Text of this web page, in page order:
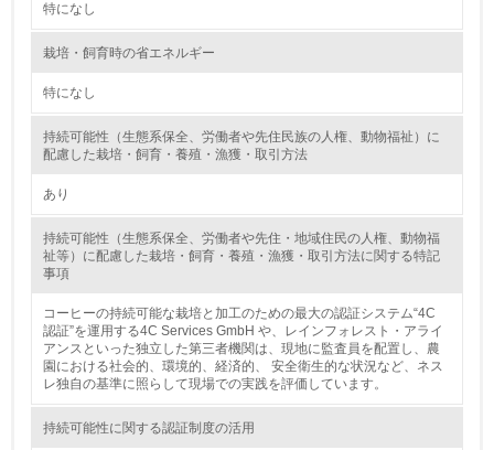
9.
油、ガス）の使用量削減の取り組みを行っている
10.
<L2> 資源とエネルギーの使用量の把握をし、具体的な削
環境配慮型製品・サービスの製造・販売
特になし
栽培・飼育時の省エネルギー
特になし
持続可能性（生態系保全、労働者や先住民族の人権、動物福祉）に
配慮した栽培・飼育・養殖・漁獲・取引方法
あり
持続可能性（生態系保全、労働者や先住・地域住民の人権、動物福
祉等）に配慮した栽培・飼育・養殖・漁獲・取引方法に関する特記
事項
コーヒーの持続可能な栽培と加工のための最大の認証システム“4C
認証”を運用する4C Services GmbH や、レインフォレスト・アライ
アンスといった独立した第三者機関は、現地に監査員を配置し、農
園における社会的、環境的、経済的、 安全衛生的な状況など、ネス
レ独自の基準に照らして現場での実践を評価しています。
持続可能性に関する認証制度の活用